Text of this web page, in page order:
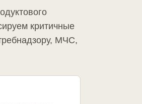
критичные
МЧС,